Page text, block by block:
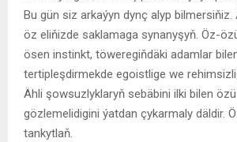
Bu gün siz arkaýyn dynç alyp
öz eliňizde saklamaga synanyşyň. Öz-
ösen instinkt, töweregiňdäki adamlar
tertipleşdirmekde egoistlige we
Ähli şowsuzlyklaryň sebäbini ilki bilen
gözlemelidigini ýatdan çykarmaly däldir.
tankytlaň.